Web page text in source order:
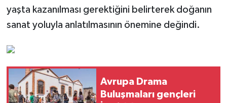
yaşta kazanılması gerektiğini belirterek doğanın
sanat yoluyla anlatılmasının önemine değindi.
Avrupa Drama
Buluşmaları gençleri